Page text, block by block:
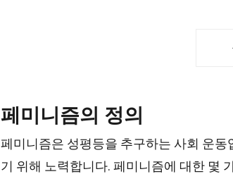
페미니즘의 정의
페미니즘은 성평등을 추구하는 사회 운
기 위해 노력합니다. 페미니즘에 대한 몇